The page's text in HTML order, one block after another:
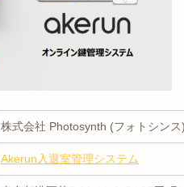
株式会社 Photosynth (フォトシンス
Akerun入退室管理システム